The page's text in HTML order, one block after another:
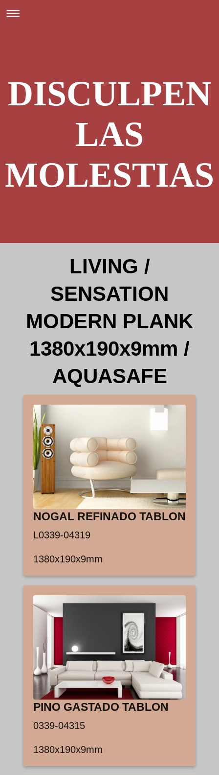
DISCULPEN
LAS
MOLESTIAS
LIVING /
SENSATION
MODERN PLANK
1380x190x9mm /
AQUASAFE
NOGAL REFINADO TABLON
L0339-04319
1380x190x9mm
PINO GASTADO TABLON
0339-04315
1380x190x9mm